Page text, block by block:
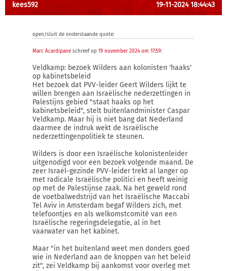
kees592 19-11-2024 18:44:43
open/sluit de onderstaande quote:
Marc Acardipane schreef op 19 november 2024 om 17:59:
Veldkamp: bezoek Wilders aan kolonisten 'haaks'
op kabinetsbeleid
Het bezoek dat PVV-leider Geert Wilders lijkt te
willen brengen aan Israëlische nederzettingen in
Palestijns gebied "staat haaks op het
kabinetsbeleid", stelt buitenlandminister Caspar
Veldkamp. Maar hij is niet bang dat Nederland
daarmee de indruk wekt de Israëlische
nederzettingenpolitiek te steunen.
Wilders is door een Israëlische kolonistenleider
uitgenodigd voor een bezoek volgende maand. De
zeer Israël-gezinde PVV-leider trekt al langer op
met radicale Israëlische politici en heeft weinig
op met de Palestijnse zaak. Na het geweld rond
de voetbalwedstrijd van het Israëlische Maccabi
Tel Aviv in Amsterdam begaf Wilders zich, met
telefoontjes en als welkomstcomité van een
Israëlische regeringsdelegatie, al in het
vaarwater van het kabinet.
Maar "in het buitenland weet men donders goed
wie in Nederland aan de knoppen van het beleid
zit", zei Veldkamp bij aankomst voor overleg met